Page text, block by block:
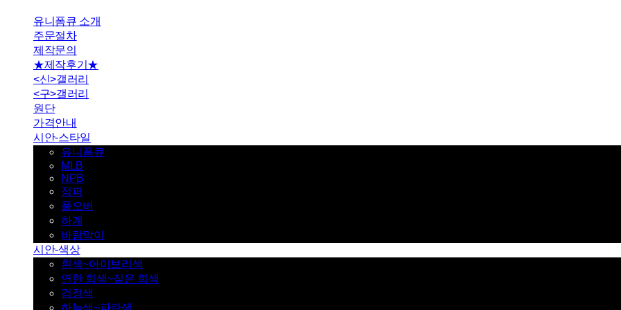
유니폼큐 소개
주문절차
제작문의
★제작후기★
<신>갤러리
<구>갤러리
원단
가격안내
시안-스타일
유니폼큐
MLB
NPB
점퍼
풀오버
하계
바람막이
시안-색상
흰색~아이보리색
연한 회색~짙은 회색
검정색